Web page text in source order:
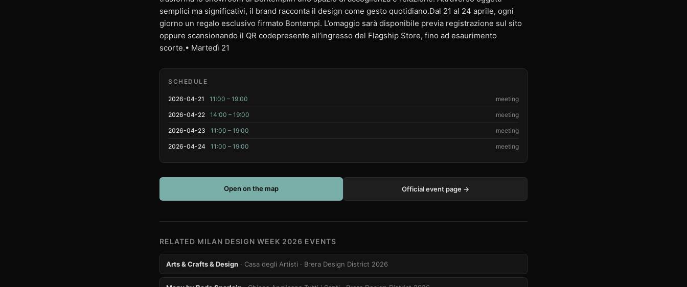
semplici ma significativi, il brand racconta il design come gesto quotidiano.Dal 21 al 24 aprile, ogni
giorno un regalo esclusivo firmato Bontempi. L’omaggio sarà disponibile previa registrazione sul sito
oppure scansionando il QR codepresente all’ingresso del Flagship Store, fino ad esaurimento
scorte.• Martedì 21
SCHEDULE
2026-04-21 11:00 – 19:00 meeting
2026-04-22 14:00 – 19:00 meeting
2026-04-23 11:00 – 19:00 meeting
2026-04-24 11:00 – 19:00 meeting
Open on the map Official event page →
RELATED MILAN DESIGN WEEK 2026 EVENTS
Arts & Crafts & Design · Casa degli Artisti · Brera Design District 2026